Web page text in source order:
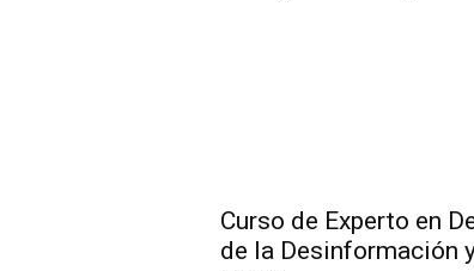
Curso de Experto en
de la Desinformación